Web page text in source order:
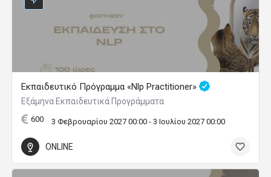
Εκπαιδευτικό Πρόγραμμα «Nlp Practitioner»
Εξάμηνα Εκπαιδευτικά Προγράμματα
600 3 Φεβρουαρίου 2027 00:00 - 3 Ιουλίου 2027 00:00
ONLINE